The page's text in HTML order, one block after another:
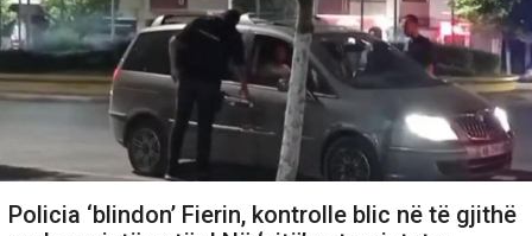
Policia ‘blindon’ Fierin, kontrolle blic në të gjithë